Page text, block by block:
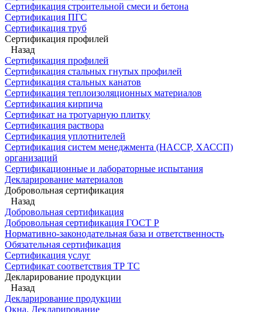
Сертификация строительной смеси и бетона
Сертификация ПГС
Сертификация труб
Сертификация профилей
Назад
Сертификация профилей
Сертификация стальных гнутых профилей
Сертификация стальных канатов
Сертификация теплоизоляционных материалов
Сертификация кирпича
Сертификат на тротуарную плитку
Сертификация раствора
Сертификация уплотнителей
Сертификация систем менеджмента (HACCP, ХАССП)
организаций
Сертификационные и лабораторные испытания
Декларирование материалов
Добровольная сертификация
Назад
Добровольная сертификация
Добровольная сертификация ГОСТ Р
Нормативно-законодательная база и ответственность
Обязательная сертификация
Сертификация услуг
Сертификат соответствия ТР ТС
Декларирование продукции
Назад
Декларирование продукции
Окна. Декларирование